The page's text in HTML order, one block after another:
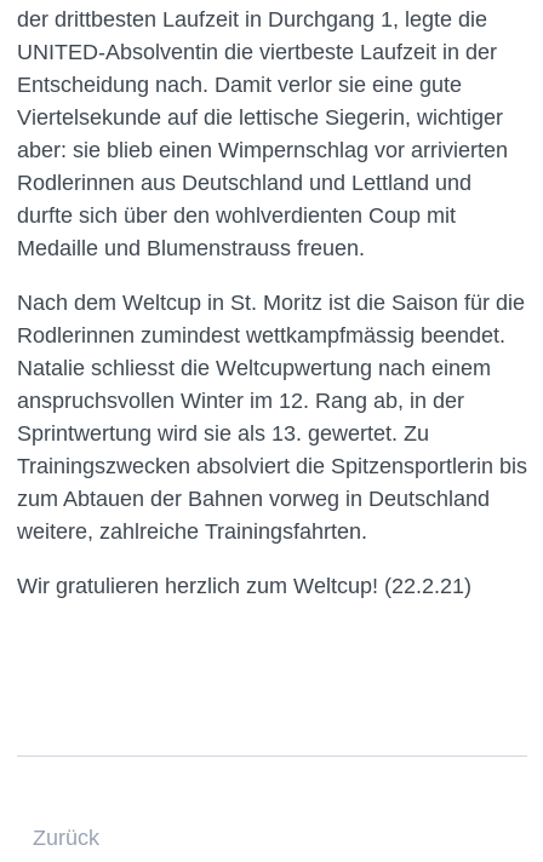
der drittbesten Laufzeit in Durchgang 1, legte die
UNITED-Absolventin die viertbeste Laufzeit in der
Entscheidung nach. Damit verlor sie eine gute
Viertelsekunde auf die lettische Siegerin, wichtiger
aber: sie blieb einen Wimpernschlag vor arrivierten
Rodlerinnen aus Deutschland und Lettland und
durfte sich über den wohlverdienten Coup mit
Medaille und Blumenstrauss freuen.
Nach dem Weltcup in St. Moritz ist die Saison für die
Rodlerinnen zumindest wettkampfmässig beendet.
Natalie schliesst die Weltcupwertung nach einem
anspruchsvollen Winter im 12. Rang ab, in der
Sprintwertung wird sie als 13. gewertet. Zu
Trainingszwecken absolviert die Spitzensportlerin bis
zum Abtauen der Bahnen vorweg in Deutschland
weitere, zahlreiche Trainingsfahrten.
Wir gratulieren herzlich zum Weltcup! (22.2.21)
Zurück